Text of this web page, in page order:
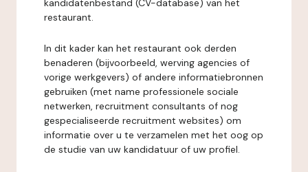
kandidatenbestand (CV-database) van het
restaurant.
In dit kader kan het restaurant ook derden
benaderen (bijvoorbeeld, werving agencies of
vorige werkgevers) of andere informatiebronnen
gebruiken (met name professionele sociale
netwerken, recruitment consultants of nog
gespecialiseerde recruitment websites) om
informatie over u te verzamelen met het oog op
de studie van uw kandidatuur of uw profiel.